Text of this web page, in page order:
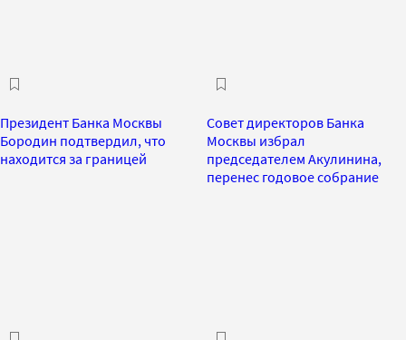
Президент Банка Москвы
Бородин подтвердил, что
находится за границей
Совет директоров Банка
Москвы избрал
председателем Акулинина,
перенес годовое собрание